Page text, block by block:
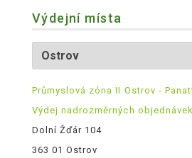
Výdejní místa
Průmyslová zóna II Ostrov -
Výdej nadrozměrných objednávek
Dolní Žďár 104
363 01 Ostrov